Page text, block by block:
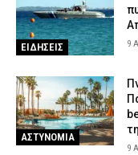
ΑΣΤΥΝΟΜΙΑ 8 Αυγούστου
«Ερυθρός Σταυρός»:
ΕΙΔΗΣΕΙΣ 8 Αυγούστου
Προήχθη σε Αστυνόμο
Προϊστάμενος της
ΣΩΜΑΤΑ ΑΣΦΑΛΕΙΑΣ 8
ΕΙΔΗΣΕΙΣ 9
ΑΣΤΥΝΟΜΙΑ
9